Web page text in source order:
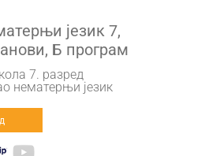
језик 7,
Б програм
7. разред
нематерњи језик